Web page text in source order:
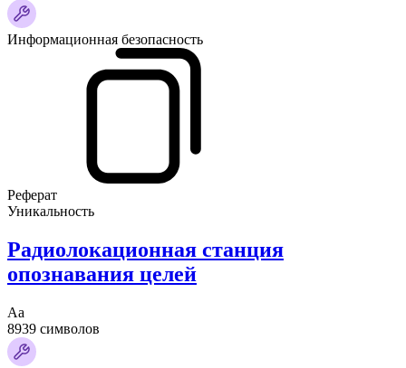
Информационная безопасность
Реферат
Уникальность
Радиолокационная станция
опознавания целей
Аа
8939 символов